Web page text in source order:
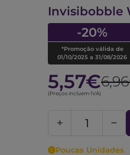
Invisibobble
-20%
*Promoção válida de
01/10/2025 a 31/08/2026
5,57€
(Preços incluem IVA)
Poucas Unidades